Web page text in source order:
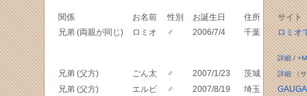
関係 お名前 性別 お誕生日 住所
サイト
兄弟 (両親が同じ)
ロミオ ♂ 2006/7/4 千葉 ロミオ
詳細/
兄弟 (父方) ごん太 ♂ 2007/1/23 茨城 詳細（サ
兄弟 (父方)
エルビ
♂ 2007/8/19 埼玉